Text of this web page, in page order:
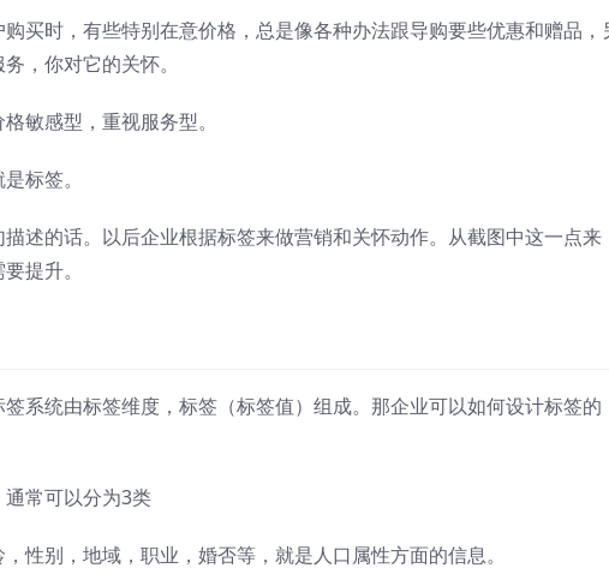
买时，有些特别在意价格，总是像各种办法跟导购要些优惠和赠品，
，你对它的关怀。
敏感型，重视服务型。
标签。
述的话。以后企业根据标签来做营销和关怀动作。从截图中这一点来
提升。
系统由标签维度，标签（标签值）组成。那企业可以如何设计标签的
常可以分为3类
性别，地域，职业，婚否等，就是人口属性方面的信息。